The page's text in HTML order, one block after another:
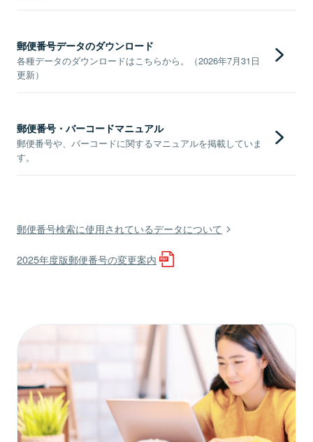
郵便番号データのダウンロード
各種データのダウンロードはこちらから。（2026年7月31日
更新）
郵便番号・バーコードマニュアル
郵便番号や、バーコードに関するマニュアルを掲載していま
す。
郵便番号検索に使用されているデータについて
2025年度版郵便番号の変更案内